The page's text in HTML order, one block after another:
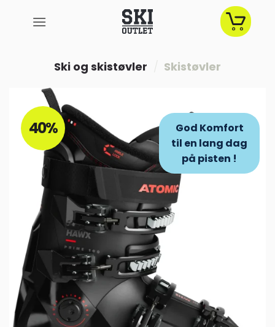
Ski og skistøvler / Skistøvler
God Komfort
til en lang dag
på pisten !
40%